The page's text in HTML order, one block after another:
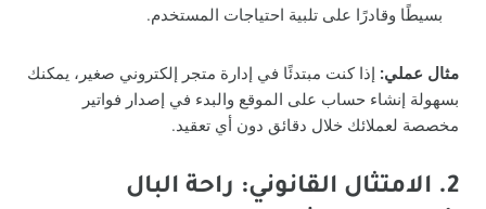
بسيطًا وقادرًا على تلبية احتياجات المستخدم.
مثال عملي: إذا كنت مبتدئًا في إدارة متجر إلكتروني صغير، يمكنك
بسهولة إنشاء حساب على الموقع والبدء في إصدار فواتير
مخصصة لعملائك خلال دقائق دون أي تعقيد.
2. الامتثال القانوني: راحة البال